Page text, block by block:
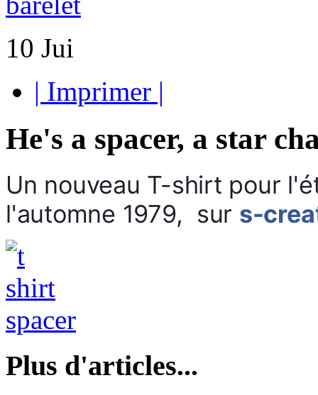
10 Jui
| Imprimer |
He's a spacer, a star
Un nouveau T-shirt pour
l'automne 1979, sur s-
Plus d'articles...